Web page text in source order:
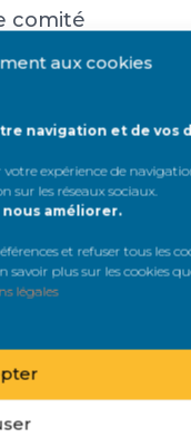
aux cookies
navigation et de vos
expérience de
sur les réseaux sociaux.
améliorer.
et refuser tous les
plus sur les cookies
légales
comité
les
#54099
médical ?